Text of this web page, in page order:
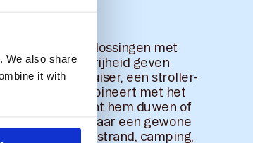
We also share
it with
en outdoor-oplossingen met
meer vrijheid geven
van de Cruiser, een stroller-
bolderkar combineert met het
Je kunt hem duwen of
is op plekken waar een gewone
is, zoals park, strand, camping,